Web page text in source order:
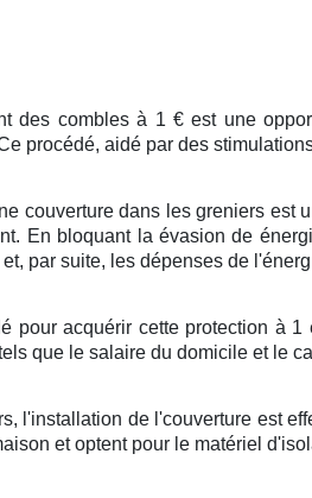
des comblesà 1 € est une
procédé, aidé par des
couverturedans lesgreniers est
. En bloquantlaévasion de
et, par suite, les dépenses de
pouracquérir cette protection à 1
que le salaire du domicile et le
, l'installation de l'couverture est
etoptent pour le matériel d'